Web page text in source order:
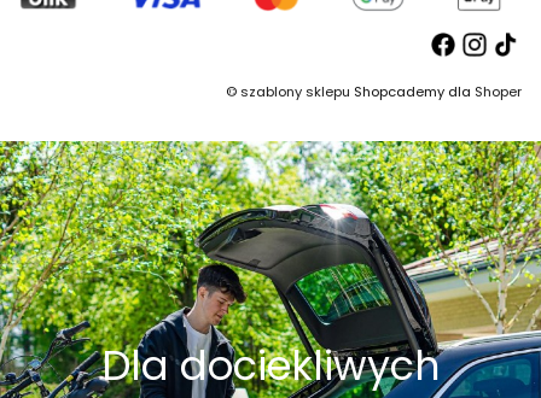
©szablony sklepu Shopcademy dla Shoper
Dla dociekliwych